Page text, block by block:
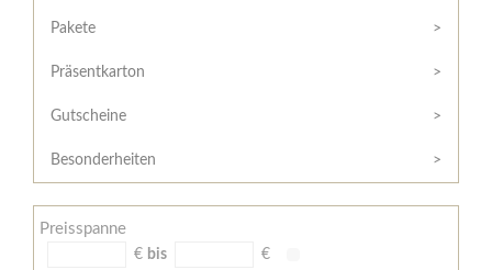
/
Widerrufsformular
AGB
Zahlungsbedingungen
Meine
Pakete
Präsentkarton
Gutscheine
Besonderheiten
Preisspanne
€ bis €